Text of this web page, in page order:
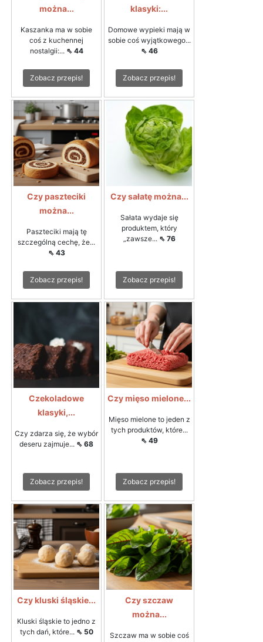
można...
Kaszanka ma w sobie
coś z kuchennej
nostalgii:... ⇖ 44
Zobacz przepis!
klasyki:...
Domowe wypieki mają w
sobie coś wyjątkowego...
⇖ 46
Zobacz przepis!
Czy paszteciki
można...
Paszteciki mają tę
szczególną cechę, że...
⇖ 43
Zobacz przepis!
Czy sałatę można...
Sałata wydaje się
produktem, który
„zawsze... ⇖ 76
Zobacz przepis!
Czekoladowe
klasyki,...
Czy zdarza się, że wybór
deseru zajmuje... ⇖ 68
Zobacz przepis!
Czy mięso mielone...
Mięso mielone to jeden z
tych produktów, które...
⇖ 49
Zobacz przepis!
Czy kluski śląskie...
Kluski śląskie to jedno z
tych dań, które... ⇖ 50
Czy szczaw
można...
Szczaw ma w sobie coś